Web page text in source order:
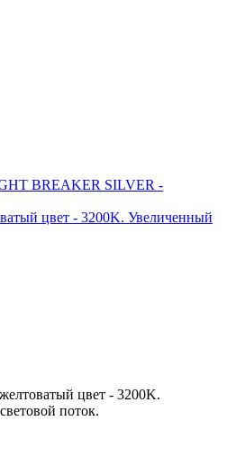
BREAKER SILVER -
цвет - 3200K. Увеличенный
цвет - 3200K.
поток.